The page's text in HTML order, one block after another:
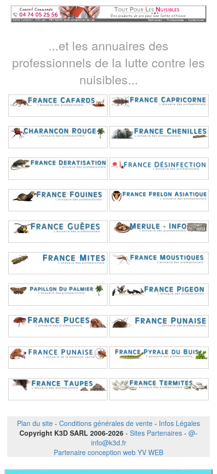
...et les annuaires des
professionnels de la lutte contre les
nuisibles...
Plan du site - Conditions générales de vente - Infos Légales
Copyright K3D SARL 2006-2026 - Sites Partenaires - @-
info@k3d.fr
Partenaire conception web YV WEB